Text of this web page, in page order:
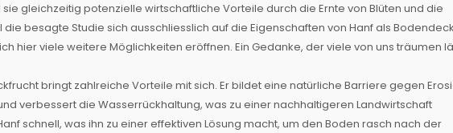
gleichzeitig potenzielle wirtschaftliche Vorteile durch die Ernte von Blüten und die
die besagte Studie sich ausschliesslich auf die Eigenschaften von Hanf als
hier viele weitere Möglichkeiten eröffnen. Ein Gedanke, der viele von uns träumen
bringt zahlreiche Vorteile mit sich. Er bildet eine natürliche Barriere gegen
verbessert die Wasserrückhaltung, was zu einer nachhaltigeren Landwirtschaft
schnell, was ihn zu einer effektiven Lösung macht, um den Boden rasch nach der